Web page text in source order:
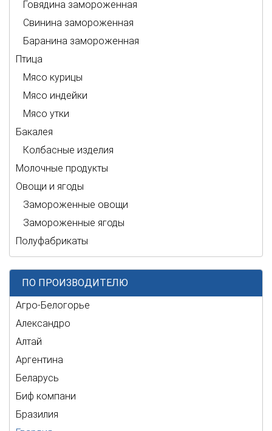
Говядина замороженная
Свинина замороженная
Баранина замороженная
Птица
Мясо курицы
Мясо индейки
Мясо утки
Бакалея
Колбасные изделия
Молочные продукты
Овощи и ягоды
Замороженные овощи
Замороженные ягоды
Полуфабрикаты
ПО ПРОИЗВОДИТЕЛЮ
Агро-Белогорье
Александро
Алтай
Аргентина
Беларусь
Биф компани
Бразилия